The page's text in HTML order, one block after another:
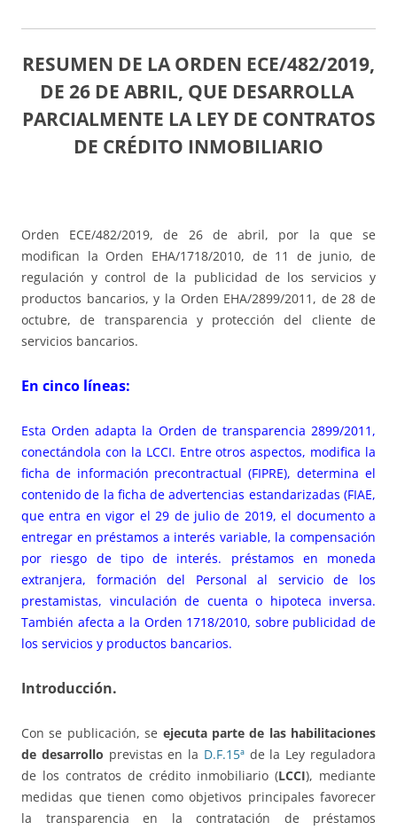
RESUMEN DE LAORDEN ECE/482/2019,
DE 26 DE ABRIL, QUE DESARROLLA
PARCIALMENTE LA LEY DE CONTRATOS
DE CRÉDITO INMOBILIARIO
Orden ECE/482/2019, de 26 de abril, por la que se
modifican la Orden EHA/1718/2010, de 11 de junio, de
regulación y control de la publicidad de los servicios y
productos bancarios, y la Orden EHA/2899/2011, de 28 de
octubre, de transparencia y protección del cliente de
servicios bancarios.
En cinco líneas:
Esta Orden adapta la Orden de transparencia 2899/2011,
conectándola con la LCCI. Entre otros aspectos, modifica la
ficha de información precontractual (FIPRE), determina el
contenido de la ficha de advertencias estandarizadas (FIAE,
que entra en vigor el 29 de julio de 2019, el documento a
entregar en préstamos a interés variable, la compensación
por riesgo de tipo de interés. préstamos en moneda
extranjera, formación del Personal al servicio de los
prestamistas, vinculación de cuenta o hipoteca inversa.
También afecta a la Orden 1718/2010, sobre publicidad de
los servicios y productos bancarios.
Introducción.
Con se publicación, se ejecuta parte de las habilitaciones
de desarrollo previstas en la D.F.15ªde la Ley reguladora
de los contratos de crédito inmobiliario (LCCI), mediante
medidas que tienen como objetivos principales favorecer
la transparencia en la contratación de préstamos